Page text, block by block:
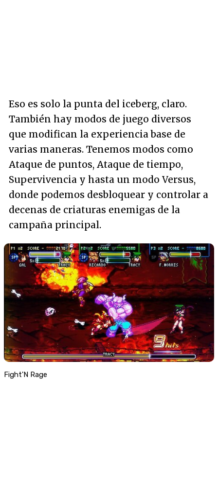
Eso es solo la punta del iceberg, claro.
También hay modos de juego diversos
que modifican la experiencia base de
varias maneras. Tenemos modos como
Ataque de puntos, Ataque de tiempo,
Supervivencia y hasta un modo Versus,
donde podemos desbloquear y controlar a
decenas de criaturas enemigas de la
campaña principal.
Fight'N Rage